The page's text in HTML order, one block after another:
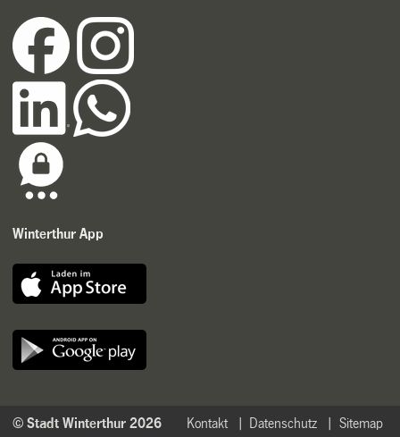
Winterthur App
Sitemap
Datenschutz
Kontakt
© Stadt Winterthur 2026